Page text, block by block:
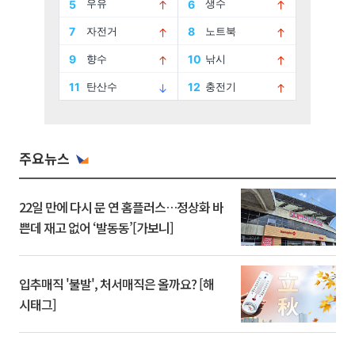
주요뉴스
22일 만에 다시 문 연 홈플러스…정상화 바
쁜데 재고 없어 ‘발동동’[가보니]
입추매직 '불발', 처서매직은 올까요? [해
시태그]